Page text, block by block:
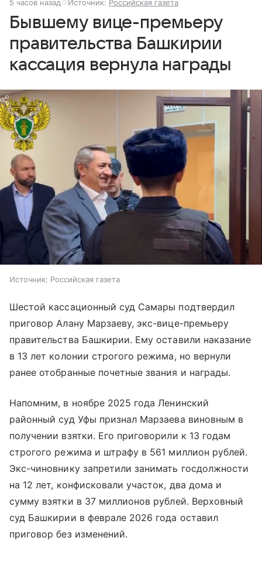
5 часов назад Источник: Российская газета
Бывшему вице-премьеру
правительства Башкирии
кассация вернула награды
Источник: Российская газета
Шестой кассационный суд Самары подтвердил
приговор Алану Марзаеву, экс-вице-премьеру
правительства Башкирии. Ему оставили наказание
в 13 лет колонии строгого режима, но вернули
ранее отобранные почетные звания и награды.
Напомним, в ноябре 2025 года Ленинский
районный суд Уфы признал Марзаева виновным в
получении взятки. Его приговорили к 13 годам
строгого режима и штрафу в 561 миллион рублей.
Экс-чиновнику запретили занимать госдолжности
на 12 лет, конфисковали участок, два дома и
сумму взятки в 37 миллионов рублей. Верховный
суд Башкирии в феврале 2026 года оставил
приговор без изменений.